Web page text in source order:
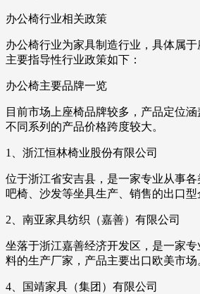
办公椅行业相关政策
办公椅行业为家具制造行业，具体属
主要指导性行业政策如下：
办公椅主要品牌一览
目前市场上座椅品牌较多，产品定位
不同系列的产品价格跨度较大。
1、浙江恒林椅业股份有限公司
位于浙江省安吉县，是一家专业从事
吧椅、沙发等坐具生产、销售的出口型
2、南亚家具纺织（嘉善）有限公司
坐落于浙江嘉善经济开发区，是一家
料的生产厂家，产品主要出口欧美市场
4、国靖家具（集团）有限公司